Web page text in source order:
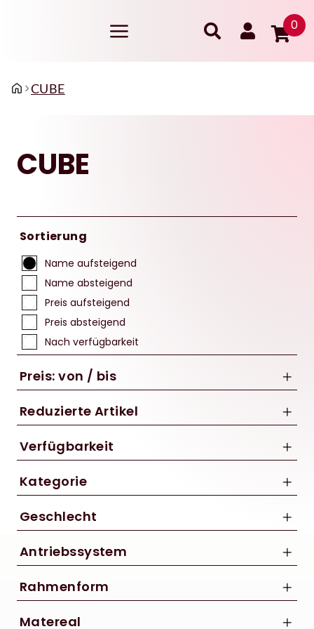
0
CUBE
CUBE
Sortierung
Name aufsteigend
Name absteigend
Preis aufsteigend
Preis absteigend
Nach verfügbarkeit
Preis: von / bis
Reduzierte Artikel
Nur Reduzierte Artikel anzeigen
Verfügbarkeit
Kategorie
Aero Rennräder
BMX & Dirt-Räder
Cityräder
E-Kompakt- & E-Faltrad
E-Lastenrad
Geschlecht
Damen
Herren
Unisex
Antriebssystem
Rahmenform
Diamant
Matereal